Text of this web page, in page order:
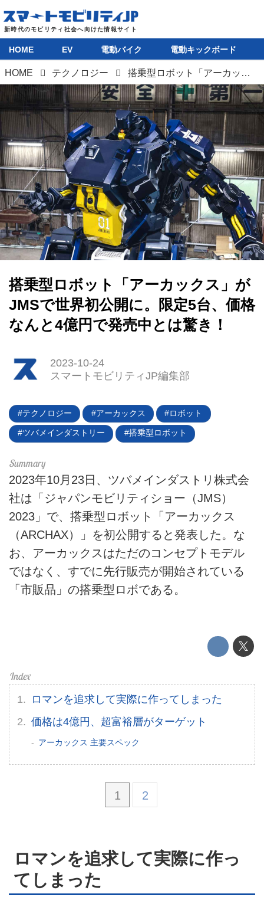
EV
電動バイク
電動キックボード
テクノロジー
このメディアについて
運営会社
利用規約
プライバシーポリシー
広告掲載について
HOME EV 電動バイク 電動キックボード
HOME テクノロジー 搭乗型ロボット「アーカックス」がJMSで世界初公開に。限定5台、価格なんと4億円で発売中とは驚き！
搭乗型ロボット「アーカックス」が
JMSで世界初公開に。限定5台、価格
なんと4億円で発売中とは驚き！
2023-10-24
スマートモビリティJP編集部
テクノロジー アーカックス ロボット
ツバメインダストリー 搭乗型ロボット
2023年10月23日、ツバメインダストリ株式会
社は「ジャパンモビリティショー（JMS）
2023」で、搭乗型ロボット「アーカックス
（ARCHAX）」を初公開すると発表した。な
お、アーカックスはただのコンセプトモデル
ではなく、すでに先行販売が開始されている
「市販品」の搭乗型ロボである。
ロマンを追求して実際に作ってしまった
価格は4億円、超富裕層がターゲット
アーカックス 主要スペック
1 2
ロマンを追求して実際に作っ
てしまった